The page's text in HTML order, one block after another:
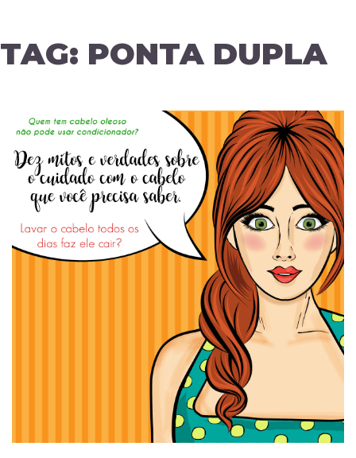
TAG: PONTA DUPLA